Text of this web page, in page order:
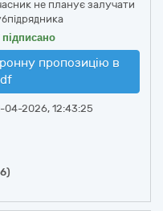
не планує залучати
підписано
пропозицію в
04-2026, 12:43:25